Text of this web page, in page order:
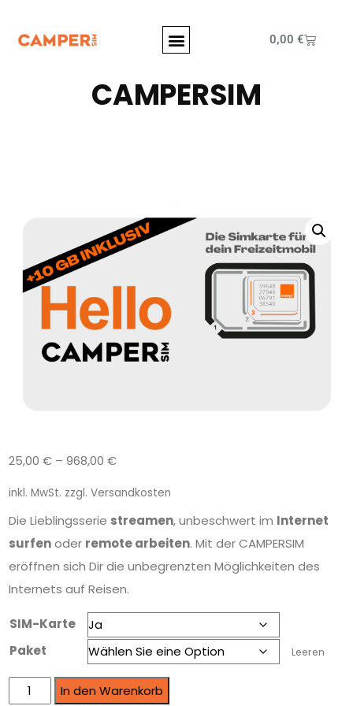
0,00 €
CAMPERSIM
25,00 €– 968,00 €
inkl. MwSt. zzgl. Versandkosten
Die Lieblingsserie streamen, unbeschwert im Internet
surfenoder remote arbeiten. Mit der CAMPERSIM
eröffnen sich Dir die unbegrenzten Möglichkeiten des
Internets auf Reisen.
SIM-Karte
Paket
Leeren
In den Warenkorb